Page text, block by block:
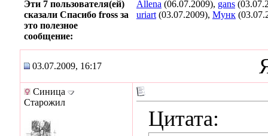
Эти 7 пользователя(ей)
сказали Спасибо fross за
это полезное
сообщение:
Allena (06.07.2009), gans
uriart (03.07.2009), Мунк
03.07.2009, 16:17
Синица
Старожил
Цитата: